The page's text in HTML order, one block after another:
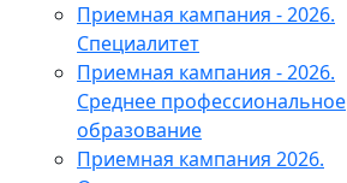
Приемная кампания - 2026.
Специалитет
Приемная кампания - 2026.
Среднее профессиональное
образование
Приемная кампания 2026.